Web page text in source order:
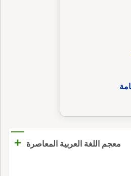
معجم اللغة العربية المعاصرة +